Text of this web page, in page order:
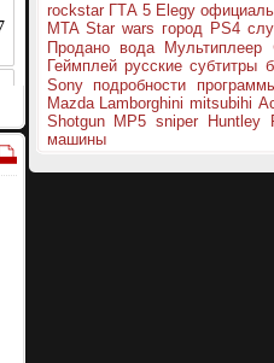
rockstar ГТА 5 Elegy
MTA Star wars город PS4
Продано
вода Мультиплеер
Геймплей русские субтитры
Sony
подробности
Mazda Lamborghini mitsubihi
Shotgun
MP5 sniper Huntley
машины